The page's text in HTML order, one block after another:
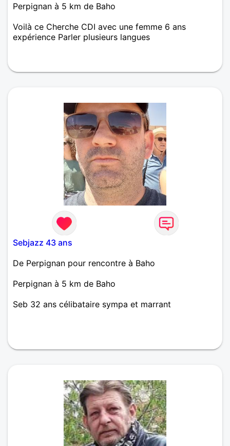
Perpignan à 5 km de Baho
Voilà ce Cherche CDI avec une femme 6 ans
expérience Parler plusieurs langues
Sebjazz 43 ans
De Perpignan pour rencontre à Baho
Perpignan à 5 km de Baho
Seb 32 ans célibataire sympa et marrant